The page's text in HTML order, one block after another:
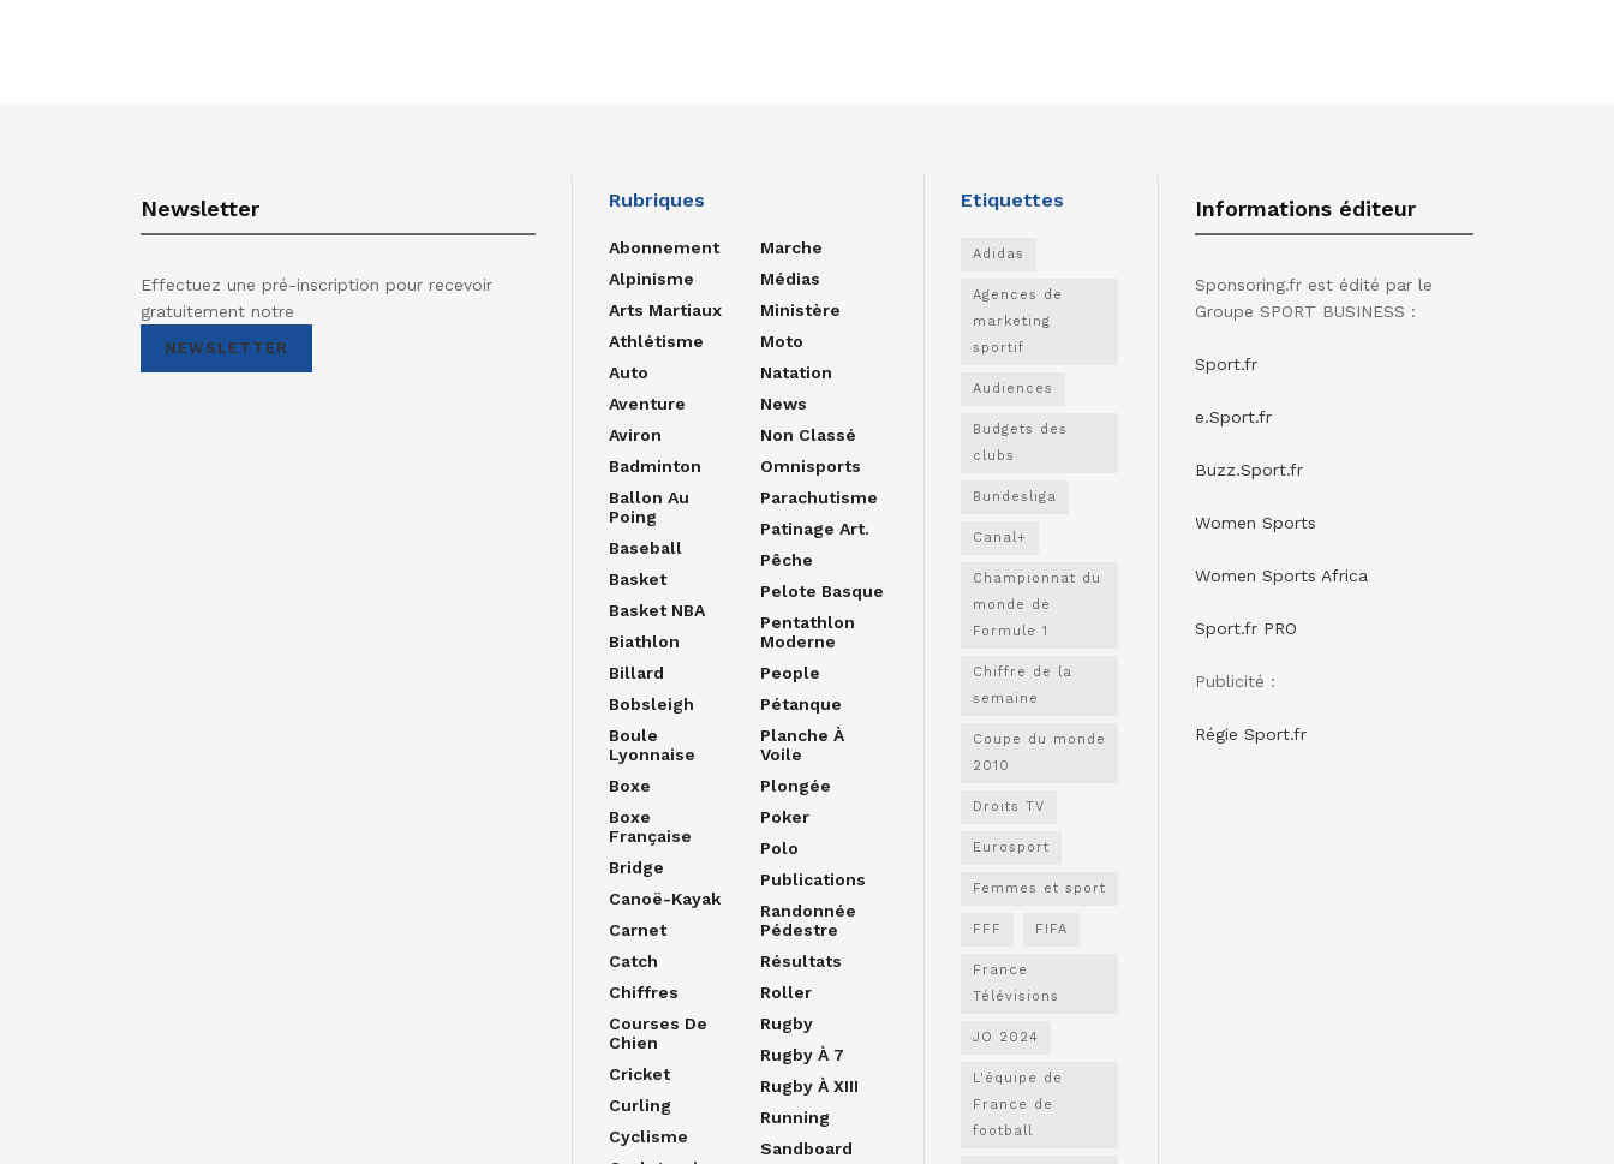
Newsletter
Effectuez une pré-inscription pour recevoir
gratuitement notre
NEWSLETTER
Rubriques
Abonnement
Alpinisme
Arts Martiaux
Athlétisme
Auto
Aventure
Aviron
Badminton
Ballon Au
Poing
Baseball
Basket
Basket NBA
Biathlon
Billard
Bobsleigh
Boule
Lyonnaise
Boxe
Boxe
Française
Bridge
Canoë-Kayak
Carnet
Catch
Chiffres
Courses De
Chien
Cricket
Curling
Cyclisme
Marche
Médias
Ministère
Moto
Natation
News
Non Classé
Omnisports
Parachutisme
Patinage Art.
Pêche
Pelote Basque
Pentathlon
Moderne
People
Pétanque
Planche À
Voile
Plongée
Poker
Polo
Publications
Randonnée
Pédestre
Résultats
Roller
Rugby
Rugby À 7
Rugby À XIII
Running
Sandboard
Etiquettes
Adidas
Agences de
marketing
sportif
Audiences
Budgets des
clubs
Bundesliga
Canal+
Championnat du
monde de
Formule 1
Chiffre de la
semaine
Coupe du monde
2010
Droits TV
Eurosport
Femmes et sport
FFF FIFA
France
Télévisions
JO 2024
L'équipe de
France de
football
Informations éditeur
Sponsoring.fr est édité par le
Groupe SPORT BUSINESS :
Sport.fr
e.Sport.fr
Buzz.Sport.fr
Women Sports
Women Sports Africa
Sport.fr PRO
Publicité :
Régie Sport.fr